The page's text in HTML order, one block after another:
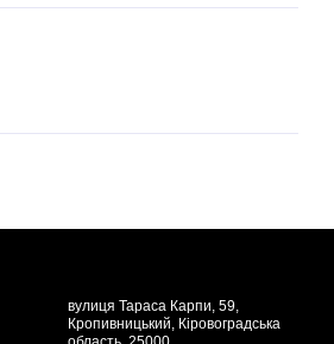
вулиця Тараса Карпи, 59,
Кропивницький, Кіровоградська